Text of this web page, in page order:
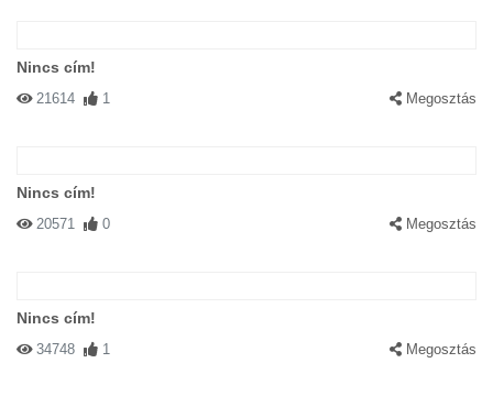
Nincs cím!
21614 1 Megosztás
Nincs cím!
20571 0 Megosztás
Nincs cím!
34748 1 Megosztás